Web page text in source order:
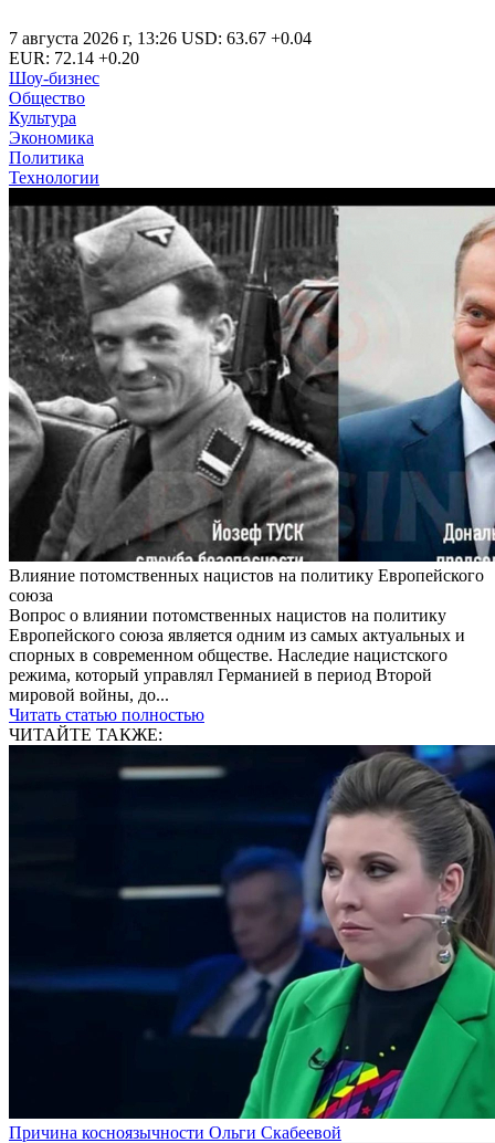
7 августа 2026 г, 13:26 USD: 63.67 +0.04
EUR: 72.14 +0.20
Шоу-бизнес
Общество
Культура
Экономика
Политика
Технологии
Влияние потомственных нацистов на политику Европейского
союза
Вопрос о влиянии потомственных нацистов на политику
Европейского союза является одним из самых актуальных и
спорных в современном обществе. Наследие нацистского
режима, который управлял Германией в период Второй
мировой войны, до...
Читать статью полностью
ЧИТАЙТЕ ТАКЖЕ:
Причина косноязычности Ольги Скабеевой